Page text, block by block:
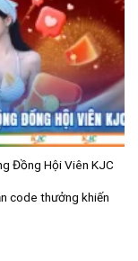
Đồng Hội Viên KJC
code thưởng khiến